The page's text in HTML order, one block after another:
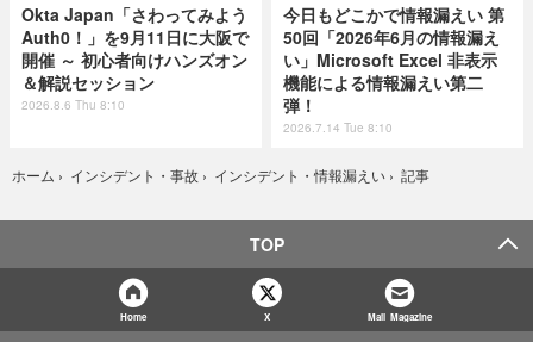
Okta Japan「さわってみよう
Auth0！」を9月11日に大阪で
開催 ～ 初心者向けハンズオン
＆解説セッション
2026.8.6 Thu 8:10
今日もどこかで情報漏えい 第
50回「2026年6月の情報漏え
い」Microsoft Excel 非表示
機能による情報漏えい第二
弾！
2026.7.14 Tue 8:10
ホーム › インシデント・事故 › インシデント・情報漏えい › 記事
TOP
Home X Mail Magazine